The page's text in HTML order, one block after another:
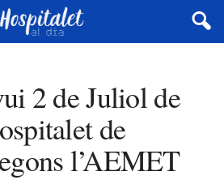
2 de Juliol de
de
l’AEMET